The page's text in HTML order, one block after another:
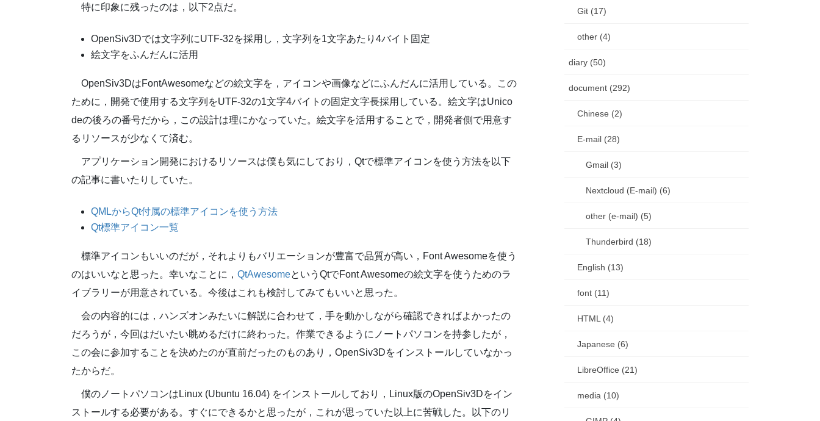
特に印象に残ったのは，以下2点だ。
OpenSiv3Dでは文字列にUTF-32を採用し，文字列を1文字あたり4バイト固定
絵文字をふんだんに活用
OpenSiv3DはFontAwesomeなどの絵文字を，アイコンや画像などにふんだんに活用している。この
ために，開発で使用する文字列をUTF-32の1文字4バイトの固定文字長採用している。絵文字はUnico
deの後ろの番号だから，この設計は理にかなっていた。絵文字を活用することで，開発者側で用意す
るリソースが少なくて済む。
アプリケーション開発におけるリソースは僕も気にしており，Qtで標準アイコンを使う方法を以下
の記事に書いたりしていた。
QMLからQt付属の標準アイコンを使う方法
Qt標準アイコン一覧
標準アイコンもいいのだが，それよりもバリエーションが豊富で品質が高い，Font Awesomeを使う
のはいいなと思った。幸いなことに， QtAwesomeというQtでFont Awesomeの絵文字を使うためのラ
イブラリーが用意されている。今後はこれも検討してみてもいいと思った。
会の内容的には，ハンズオンみたいに解説に合わせて，手を動かしながら確認できればよかったの
だろうが，今回はだいたい眺めるだけに終わった。作業できるようにノートパソコンを持参したが，
この会に参加することを決めたのが直前だったのものあり，OpenSiv3Dをインストールしていなかっ
たからだ。
僕のノートパソコンはLinux (Ubuntu 16.04) をインストールしており，Linux版のOpenSiv3Dをイン
ストールする必要がある。すぐにできるかと思ったが，これが思っていた以上に苦戦した。以下のリ
Git (17)
other (4)
diary (50)
document (292)
Chinese (2)
E-mail (28)
Gmail (3)
Nextcloud (E-mail) (6)
other (e-mail) (5)
Thunderbird (18)
English (13)
font (11)
HTML (4)
Japanese (6)
LibreOffice (21)
media (10)